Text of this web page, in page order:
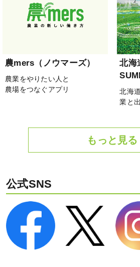
農mers（ノウマーズ）
農業をやりたい人と
農場をつなぐアプリ
北海
北海
業と
もっと見る
公式SNS